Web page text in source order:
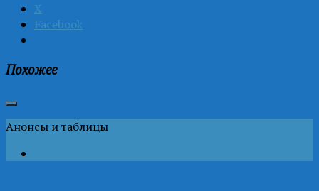
X
Facebook
Похожее
Анонсы и таблицы